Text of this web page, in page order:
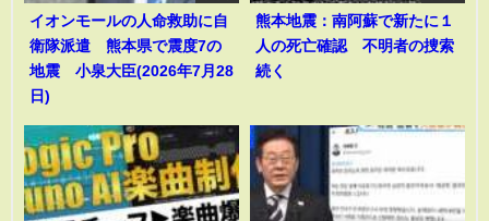
イオンモールの人命救助に自
衛隊派遣 熊本県で震度7の
地震 小泉大臣(2026年7月28
日)
熊本地震：南阿蘇で新たに１
人の死亡確認 不明者の捜索
続く